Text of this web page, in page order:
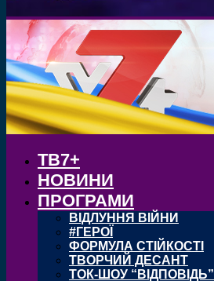
ТВ7+
НОВИНИ
ПРОГРАМИ
ВІДЛУННЯ ВІЙНИ
#ГЕРОЇ
ФОРМУЛА СТІЙКОСТІ
ТВОРЧИЙ ДЕСАНТ
ТОК-ШОУ “ВІДПОВІДЬ”